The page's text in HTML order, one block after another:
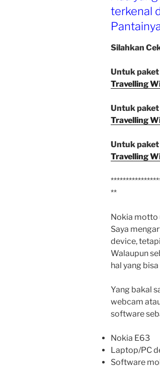
terkenal
Silahkan
Untuk paket
Travelling
Untuk paket
Travelling
Untuk paket
Travelling
**
Nokia motto
Saya
device,
Walaupun
hal yang
Yang bakal
webcam
software
Nokia E63
Laptop/PC
Software